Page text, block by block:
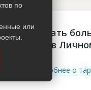
подписка в
Подробнее о
по
или